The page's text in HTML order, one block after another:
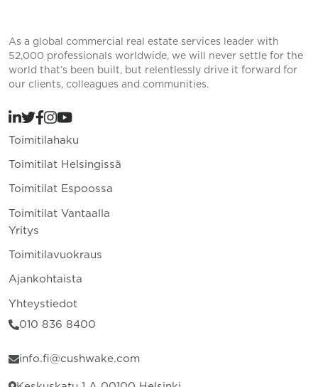
As a global commercial real estate services leader with
52,000 professionals worldwide, we will never settle for the
world that’s been built, but relentlessly drive it forward for
our clients, colleagues and communities.
Toimitilahaku
Toimitilat Helsingissä
Toimitilat Espoossa
Toimitilat Vantaalla
Yritys
Toimitilavuokraus
Ajankohtaista
Yhteystiedot
010 836 8400
info.fi@cushwake.com